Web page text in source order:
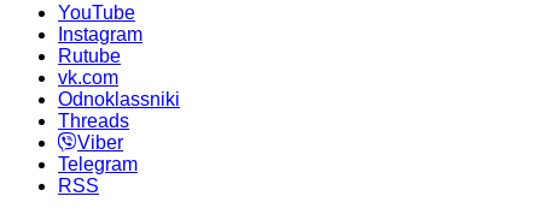
YouTube
Instagram
Rutube
vk.com
Odnoklassniki
Threads
Viber
Telegram
RSS